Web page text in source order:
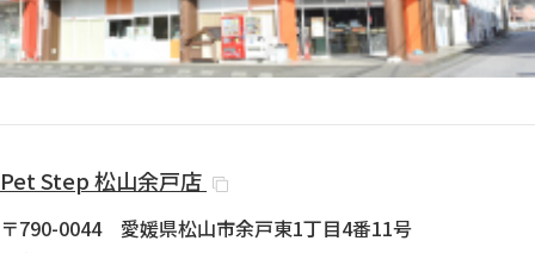
Pet Step松山余戸店
〒790-0044 愛媛県松山市余戸東1丁目4番11号